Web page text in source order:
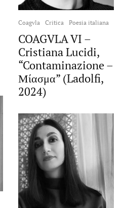
Coagvla Critica Poesia italiana
COAGVLA VI –
Cristiana Lucidi,
“Contaminazione –
Μίασμα” (Ladolfi,
2024)